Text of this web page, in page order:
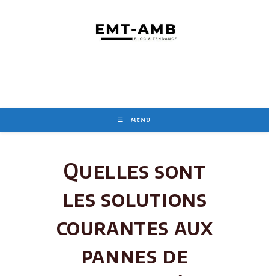
MENU
Quelles sont
les solutions
courantes aux
pannes de